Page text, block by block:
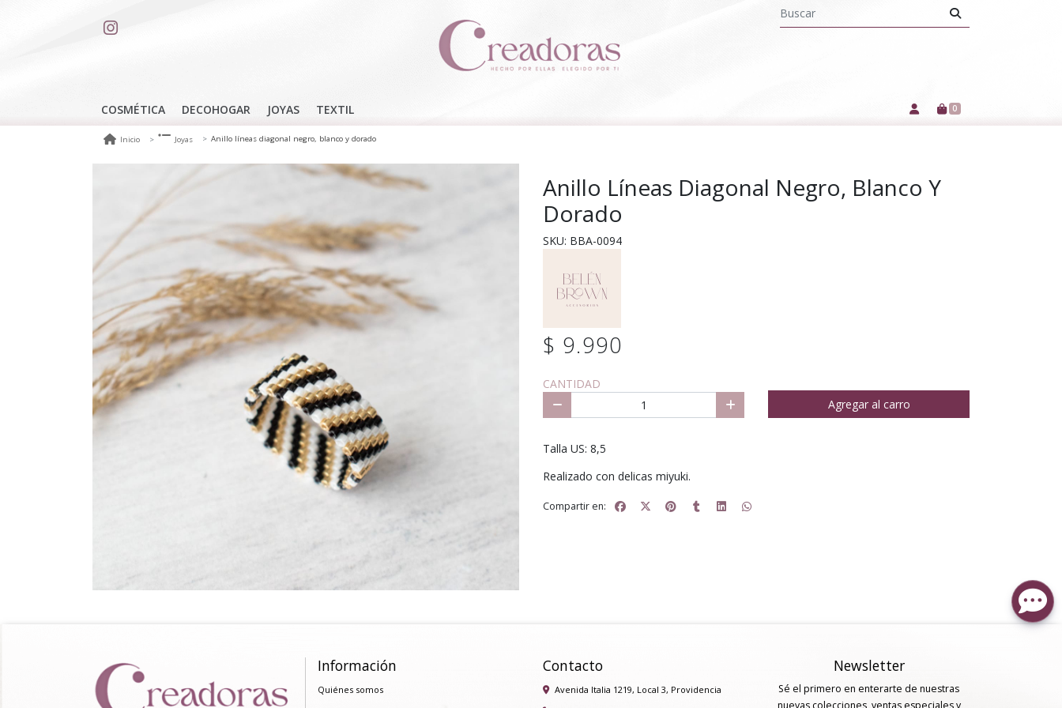
COSMÉTICA DECOHOGAR JOYAS TEXTIL 0
Inicio Joyas Anillo líneas diagonal negro, blanco y dorado
Anillo Líneas Diagonal Negro, Blanco Y
Dorado
SKU: BBA-0094
$ 9.990
CANTIDAD
Agregar al carro
Talla US: 8,5
Realizado con delicas miyuki.
Compartir en:
Información
Quiénes somos
Contacto
Avenida Italia 1219, Local 3, Providencia
Newsletter
Sé el primero en enterarte de nuestras
nuevas colecciones, ventas especiales y